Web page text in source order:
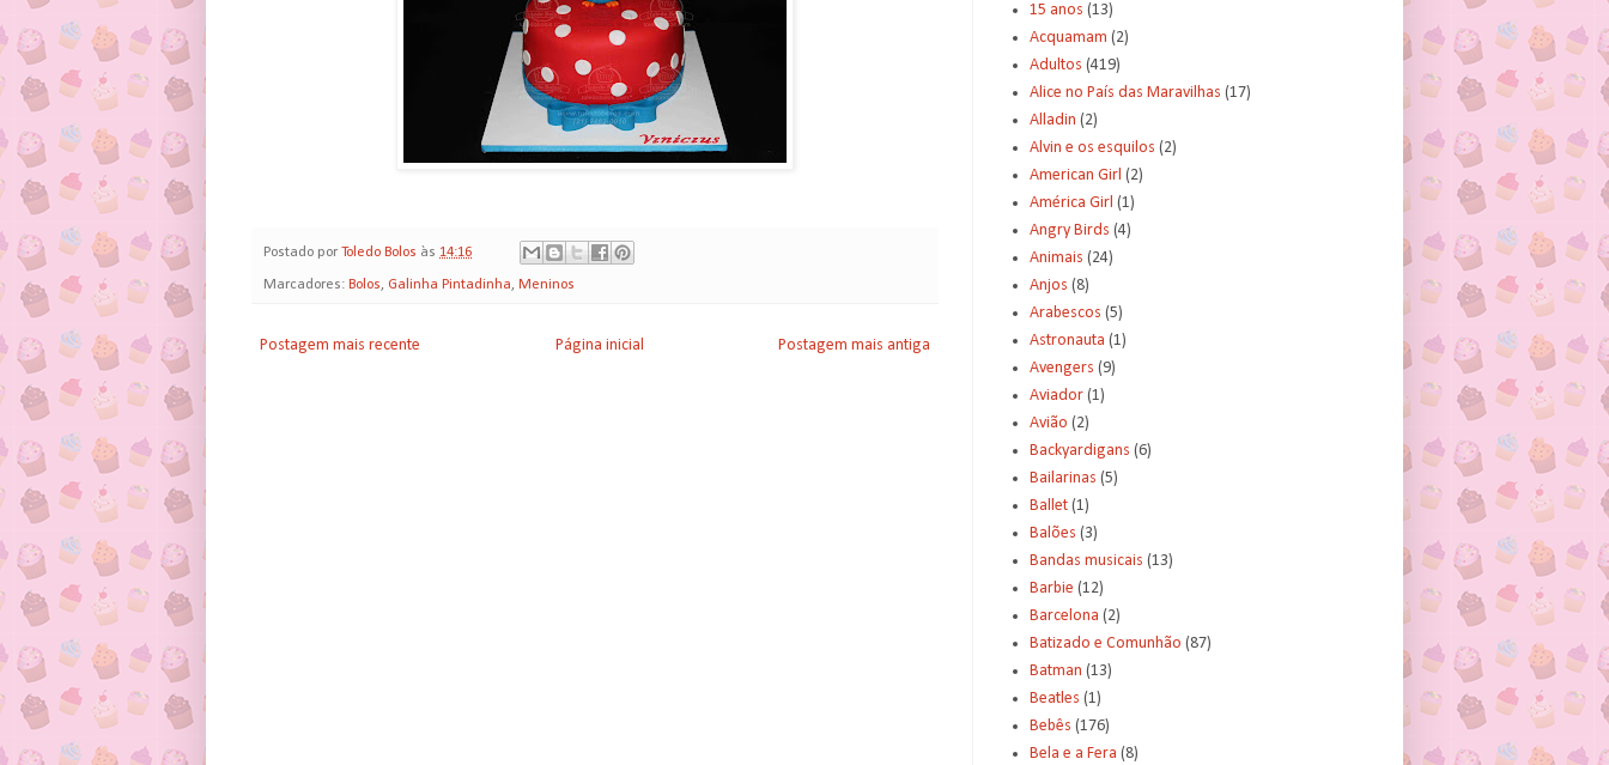
Postado por Toledo Bolos às 14:16
Marcadores: Bolos, Galinha Pintadinha, Meninos
Postagem mais recente Postagem mais antiga
Página inicial
15 anos (13)
Acquamam (2)
Adultos (419)
Alice no País das Maravilhas (17)
Alladin (2)
Alvin e os esquilos (2)
American Girl (2)
América Girl (1)
Angry Birds (4)
Animais (24)
Anjos (8)
Arabescos (5)
Astronauta (1)
Avengers (9)
Aviador (1)
Avião (2)
Backyardigans (6)
Bailarinas (5)
Ballet (1)
Balões (3)
Bandas musicais (13)
Barbie (12)
Barcelona (2)
Batizado e Comunhão (87)
Batman (13)
Beatles (1)
Bebês (176)
Bela e a Fera (8)